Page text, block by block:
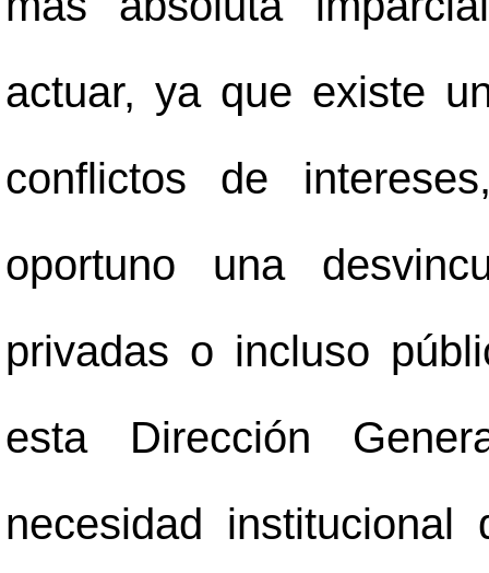
actuar, ya que existe
conflictos de
oportuno una
privadas o incluso
esta Dirección
necesidad